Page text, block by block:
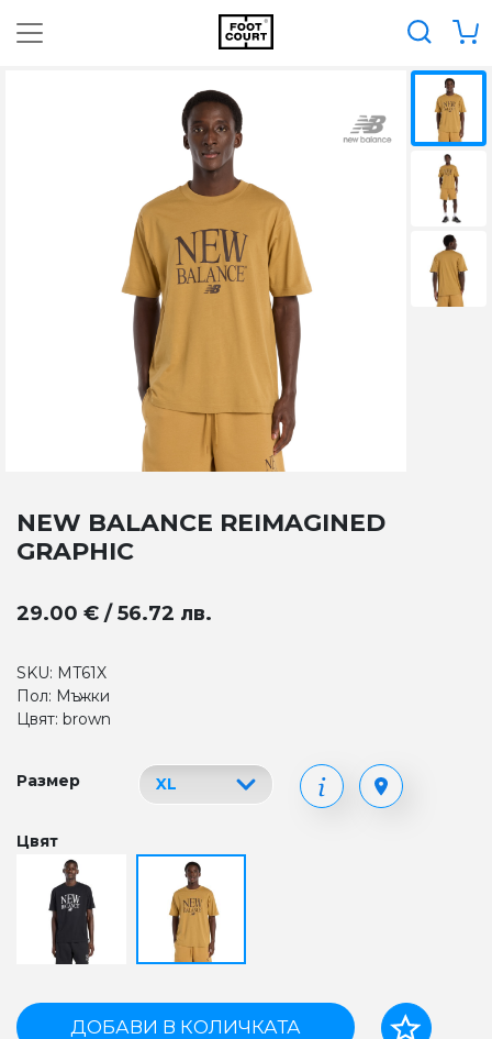
NEW BALANCE REIMAGINED
GRAPHIC
29.00 € / 56.72 лв.
SKU: MT61X
Пол: Мъжки
Цвят: brown
Размер
Цвят
ДОБАВИ В КОЛИЧКАТА